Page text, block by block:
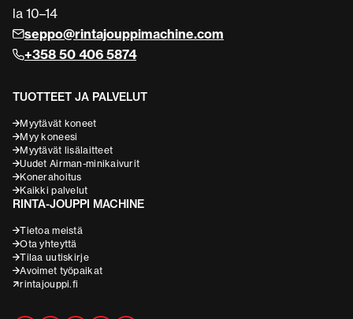
la 10–14
seppo@rintajouppimachine.com
+358 50 406 5874
TUOTTEET JA PALVELUT
Myytävät koneet
Myy koneesi
Myytävät lisälaitteet
Uudet Airman-minikaivurit
Konerahoitus
Kaikki palvelut
RINTA-JOUPPI MACHINE
Tietoa meistä
Ota yhteyttä
Tilaa uutiskirje
Avoimet työpaikat
rintajouppi.fi